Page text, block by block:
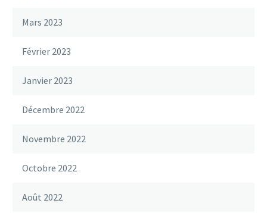
Mars 2023
Février 2023
Janvier 2023
Décembre 2022
Novembre 2022
Octobre 2022
Août 2022